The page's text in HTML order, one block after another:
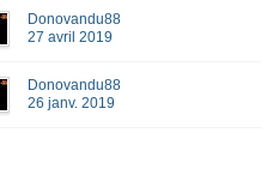
Donovandu88
27 avril 2019
Donovandu88
26 janv. 2019